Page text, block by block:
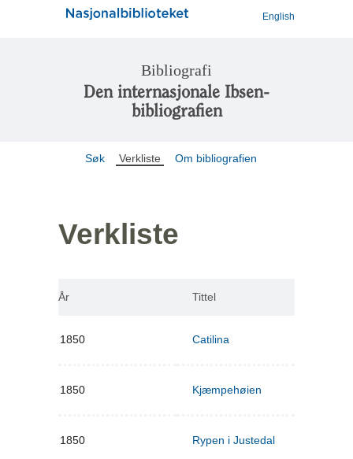
English
Bibliografi
Den internasjonale Ibsen-
bibliografien
Søk Verkliste Om bibliografien
Verkliste
År Tittel
1850 Catilina
1850 Kjæmpehøien
1850 Rypen i Justedal